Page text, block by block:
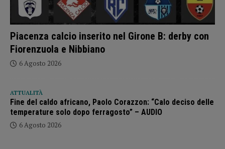
Piacenza calcio inserito nel Girone B: derby con
Fiorenzuola e Nibbiano
6 Agosto 2026
ATTUALITÀ
Fine del caldo africano, Paolo Corazzon: “Calo deciso delle
temperature solo dopo ferragosto” – AUDIO
6 Agosto 2026